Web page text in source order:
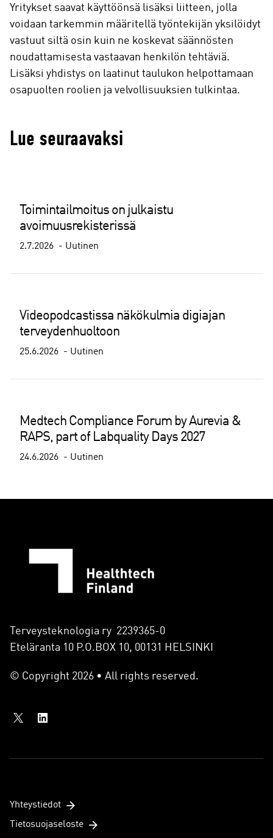
Yritykset saavat käyttöönsä lisäksi liitteen, jolla
voidaan tarkemmin määritellä työntekijän yksilöidyt
vastuut siltä osin kuin ne koskevat säännösten
noudattamisesta vastaavan henkilön tehtäviä.
Lisäksi yhdistys on laatinut taulukon helpottamaan
osapuolten roolien ja velvollisuuksien tulkintaa.
Lue seuraavaksi
Toimintailmoitus on julkaistu
avoimuusrekisterissä
2.7.2026 Uutinen
Videopodcastissa näkökulmia digiajan
terveydenhuoltoon
25.6.2026 Uutinen
Medtech Compliance Forum by Aurevia &
RAPS, part of Labquality Days 2027
24.6.2026 Uutinen
Terveysteknologia ry 2239365-0
Eteläranta 10 P.O.BOX 10, 00131 HELSINKI
© Copyright 2026 • All rights reserved.
Yhteystiedot
Tietosuojaseloste